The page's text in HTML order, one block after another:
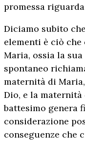
promessa
Diciamo subito
elementi è ciò
Maria, ossia la
spontaneo
maternità di
Dio, e la maternità
battesimo genera
considerazione
conseguenze che